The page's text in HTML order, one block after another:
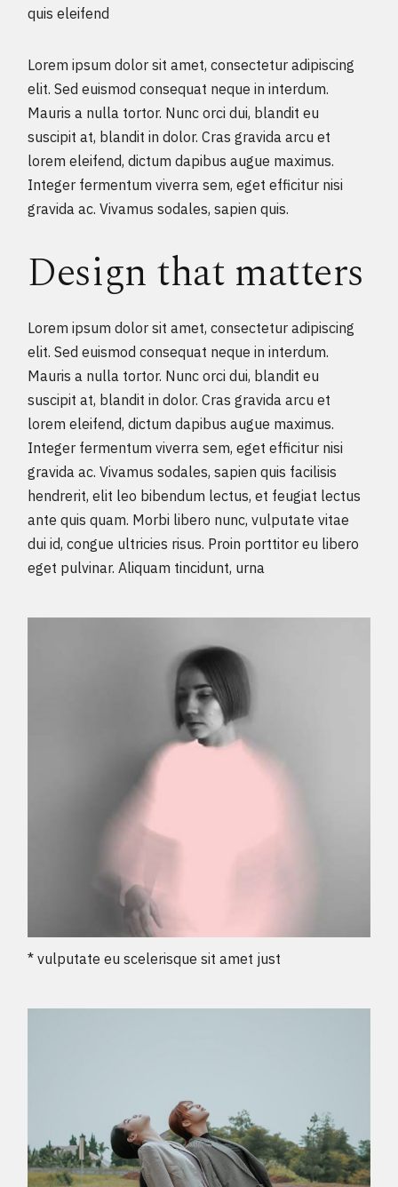
quis eleifend
Lorem ipsum dolor sit amet, consectetur adipiscing
elit. Sed euismod consequat neque in interdum.
Mauris a nulla tortor. Nunc orci dui, blandit eu
suscipit at, blandit in dolor. Cras gravida arcu et
lorem eleifend, dictum dapibus augue maximus.
Integer fermentum viverra sem, eget efficitur nisi
gravida ac. Vivamus sodales, sapien quis.
Design that matters
Lorem ipsum dolor sit amet, consectetur adipiscing
elit. Sed euismod consequat neque in interdum.
Mauris a nulla tortor. Nunc orci dui, blandit eu
suscipit at, blandit in dolor. Cras gravida arcu et
lorem eleifend, dictum dapibus augue maximus.
Integer fermentum viverra sem, eget efficitur nisi
gravida ac. Vivamus sodales, sapien quis facilisis
hendrerit, elit leo bibendum lectus, et feugiat lectus
ante quis quam. Morbi libero nunc, vulputate vitae
dui id, congue ultricies risus. Proin porttitor eu libero
eget pulvinar. Aliquam tincidunt, urna
* vulputate eu scelerisque sit amet just